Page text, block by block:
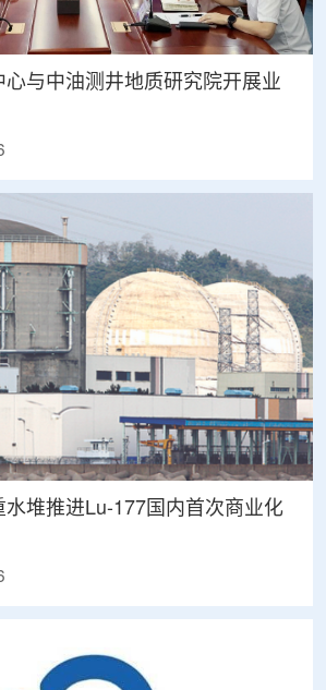
心与中油测井地质研究院开展业
水堆推进Lu-177国内首次商业化